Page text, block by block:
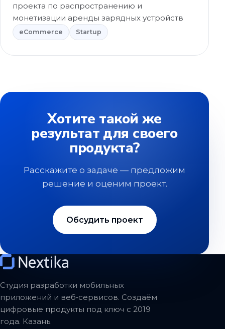
проекта по распространению и
монетизации аренды зарядных устройств
eCommerce Startup
Хотите такой же
результат для своего
продукта?
Расскажите о задаче — предложим
решение и оценим проект.
Обсудить проект
Студия разработки мобильных
приложений и веб‑сервисов. Создаём
цифровые продукты под ключ с 2019
года. Казань.